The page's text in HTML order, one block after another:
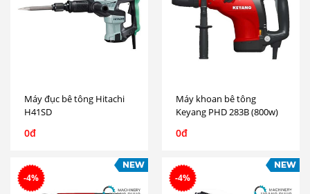
Máy đục bê tông Hitachi
H41SD
0đ
Máy khoan bê tông
Keyang PHD 283B (800w)
0đ
-4% -4%